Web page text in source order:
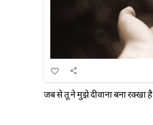
जब से तू ने मुझे दीवाना बना रक्खा है